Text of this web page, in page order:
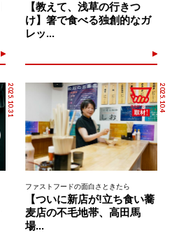
【教えて、浅草の行きつ
け】箸で食べる独創的なガ
レッ...
2025.10.31 2025.10.4
ファストフードの面白さときたら
【ついに新店が!立ち食い蕎
麦店の不毛地帯、高田馬
場...